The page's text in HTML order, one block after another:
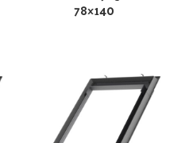
78×140